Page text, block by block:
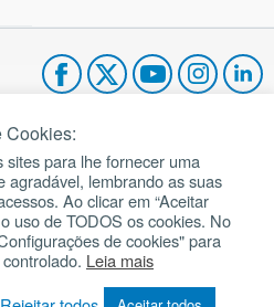
Paulo II
Cookies:
sites para lhe fornecer uma
agradável, lembrando as suas
Ao clicar em “Aceitar
uso de TODOS os cookies. No
de cookies" para
Leia mais